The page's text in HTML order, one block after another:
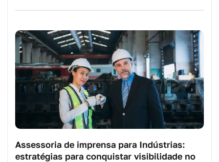
Assessoria de imprensa para Indústrias:
estratégias para conquistar visibilidade no